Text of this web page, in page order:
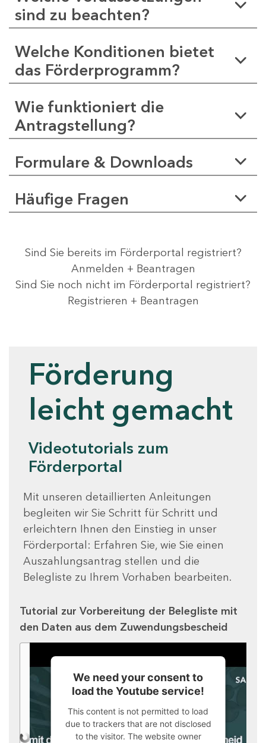
sind zu beachten?
Welche Konditionen bietet
das Förderprogramm?
Wie funktioniert die
Antragstellung?
Formulare & Downloads
Häufige Fragen
Sind Sie bereits im Förderportal registriert?
Anmelden + Beantragen
Sind Sie noch nicht im Förderportal registriert?
Registrieren + Beantragen
Förderung
leicht gemacht
Videotutorials zum
Förderportal
Mit unseren detaillierten Anleitungen
begleiten wir Sie Schritt für Schritt und
erleichtern Ihnen den Einstieg in unser
Förderportal: Erfahren Sie, wie Sie einen
Auszahlungsantrag stellen und die
Belegliste zu Ihrem Vorhaben bearbeiten.
Tutorial zur Vorbereitung der Belegliste mit
den Daten aus dem Zuwendungsbescheid
We need your consent to
load the Youtube service!
This content is not permitted to load
due to trackers that are not disclosed
to the visitor. The website owner